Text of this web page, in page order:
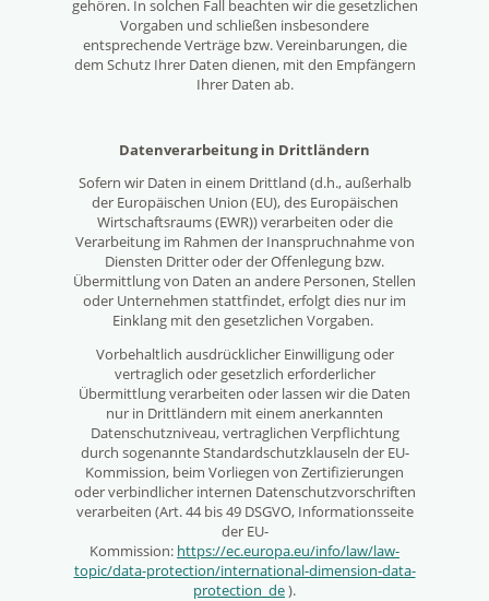
gehören. In solchen Fall beachten wir die gesetzlichen
Vorgaben und schließen insbesondere
entsprechende Verträge bzw. Vereinbarungen, die
dem Schutz Ihrer Daten dienen, mit den Empfängern
Ihrer Daten ab.
Datenverarbeitung in Drittländern
Sofern wir Daten in einem Drittland (d.h., außerhalb
der Europäischen Union (EU), des Europäischen
Wirtschaftsraums (EWR)) verarbeiten oder die
Verarbeitung im Rahmen der Inanspruchnahme von
Diensten Dritter oder der Offenlegung bzw.
Übermittlung von Daten an andere Personen, Stellen
oder Unternehmen stattfindet, erfolgt dies nur im
Einklang mit den gesetzlichen Vorgaben.
Vorbehaltlich ausdrücklicher Einwilligung oder
vertraglich oder gesetzlich erforderlicher
Übermittlung verarbeiten oder lassen wir die Daten
nur in Drittländern mit einem anerkannten
Datenschutzniveau, vertraglichen Verpflichtung
durch sogenannte Standardschutzklauseln der EU-
Kommission, beim Vorliegen von Zertifizierungen
oder verbindlicher internen Datenschutzvorschriften
verarbeiten (Art. 44 bis 49 DSGVO, Informationsseite
der EU-
Kommission: https://ec.europa.eu/info/law/law-
topic/data-protection/international-dimension-data-
protection_de).